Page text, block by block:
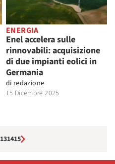
ENERGIA
Enel accelera sulle
rinnovabili: acquisizione
di due impianti eolici in
Germania
di redazione
15 Dicembre 2025
131415